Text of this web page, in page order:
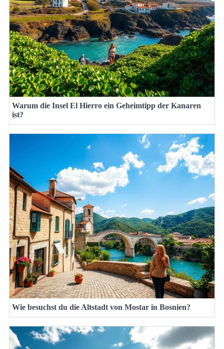
Warum die Insel El Hierro ein Geheimtipp der Kanaren
ist?
Wie besuchst du die Altstadt von Mostar in Bosnien?